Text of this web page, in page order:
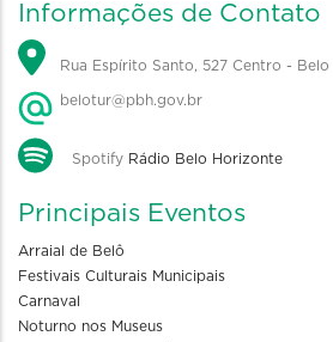
Informações de Contato
Rua Espírito Santo, 527 Centro - Belo
belotur@pbh.gov.br
Spotify Rádio Belo Horizonte
Principais Eventos
Arraial de Belô
Festivais Culturais Municipais
Carnaval
Noturno nos Museus